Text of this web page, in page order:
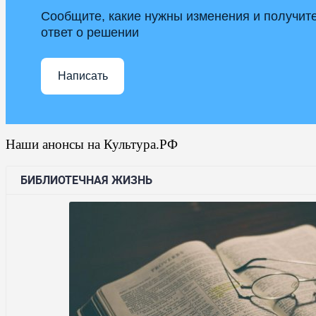
Сообщите, какие нужны изменения и
ответ о решении
Написать
Наши анонсы на Культура.РФ